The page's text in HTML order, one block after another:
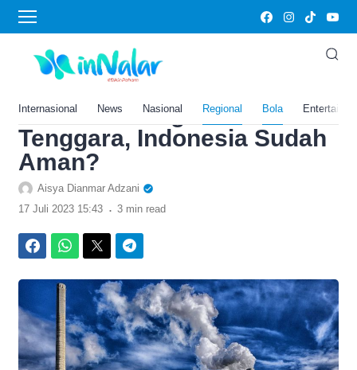
Internasional News Nasional Regional Bola
Home›Bola
Bikin Merinding! Kilang
Minyak di Jawa Tengah ini
Terbesar Ketiga se-Asia
Tenggara, Indonesia Sudah
Aman?
Aisya Dianmar Adzani
17 Juli 2023 15:43 . 3 min read